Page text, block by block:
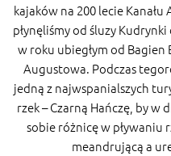
kajaków na 200 lecie
płynęliśmy od śluzy
w roku ubiegłym od
Augustowa. Podczas
jedną z najwspanialszych
rzek – Czarną Hańczę, by
sobie różnicę w pływaniu
meandrującą a